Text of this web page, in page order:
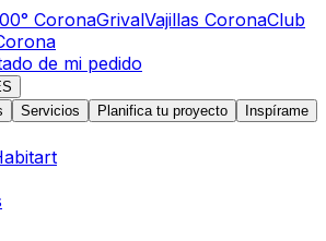
CoronaGrivalVajillas CoronaClub
de mi pedido
Servicios Planifica tu proyecto
Inspírame